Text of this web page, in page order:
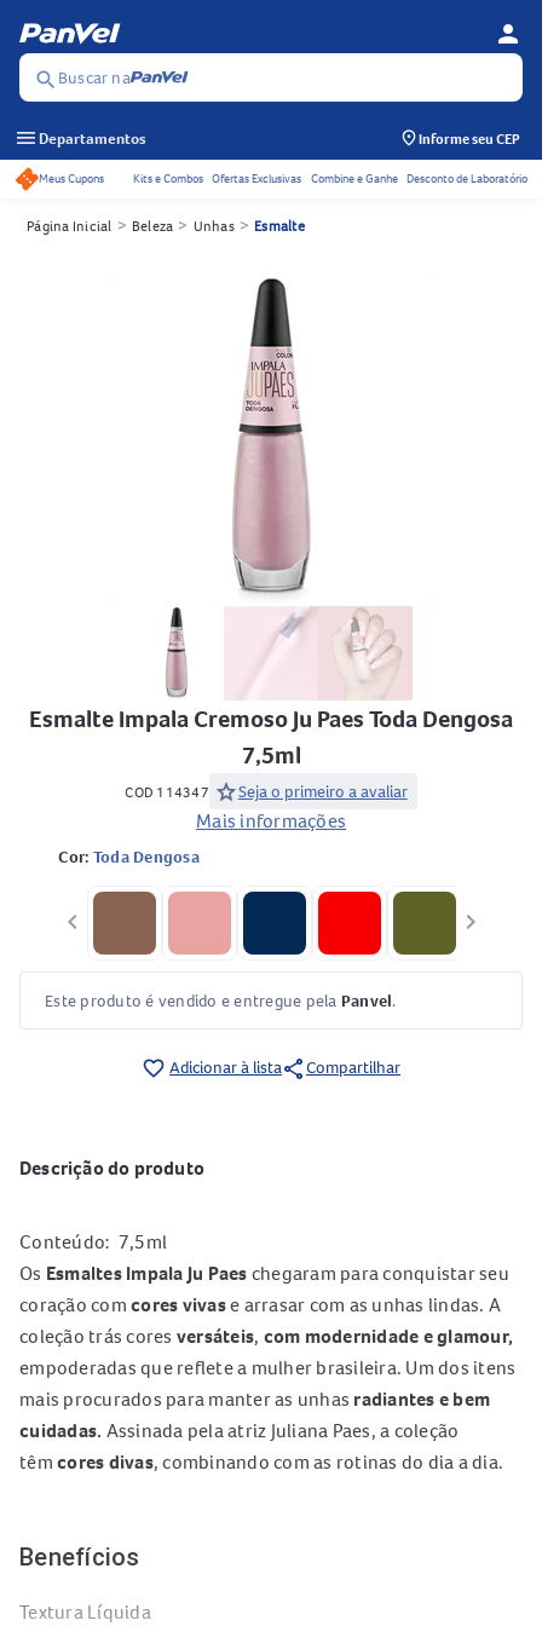
search Buscar na
person
menu Departamentos Informe seu CEP
Acessos rápidos do cabeçalho
Meus Cupons Kits e Combos Ofertas Exclusivas Combine e Ganhe Desconto de Laboratório
Página Inicial > Beleza > Unhas > Esmalte
Esmalte Impala Cremoso Ju Paes Toda Dengosa
7,5ml
COD 114347 starSeja o primeiro a avaliar
Mais informações
Cor: Toda Dengosa
keyboard_arrow_left keyboard_arrow_right
Este produto é vendido e entregue pela Panvel.
favorite_border Adicionar à listashareCompartilhar
Descrição do produto
Conteúdo: 7,5ml
Os Esmaltes Impala Ju Paes chegaram para conquistar seu
coração com cores vivase arrasar com as unhas lindas. A
coleção trás cores versáteis, com modernidade e glamour,
empoderadas que reflete a mulher brasileira. Um dos itens
mais procurados para manter as unhas radiantes e bem
cuidadas. Assinada pela atriz Juliana Paes, a coleção
têm cores divas, combinando com as rotinas do dia a dia.
Benefícios
Textura Líquida